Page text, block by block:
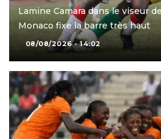
Lamine Camara dans le viseur
Monaco fixe la barre très haut
08/08/2026 - 14:02